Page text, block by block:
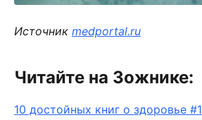
Источник medportal.ru
Читайте на Зожнике:
10 достойных книг о здоровье #1